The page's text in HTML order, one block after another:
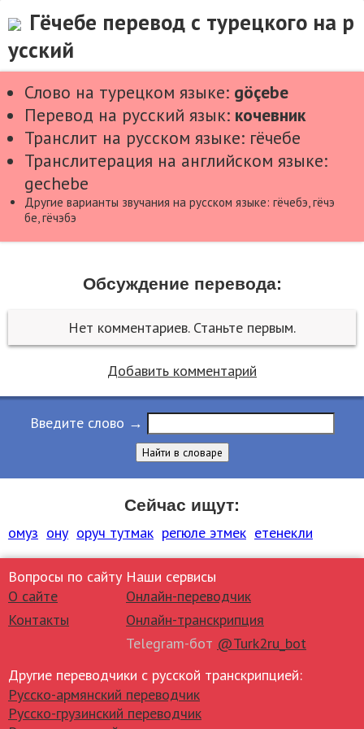
Гёчебе перевод с турецкого на р
усский
Слово на турецком языке: göçebe
Перевод на русский язык: кочевник
Транслит на русском языке: гёчебе
Транслитерация на английском языке:
gechebe
Другие варианты звучания на русском языке: гёчебэ, гёчэ
бе, гёчэбэ
Обсуждение перевода:
Нет комментариев. Станьте первым.
Добавить комментарий
Введите слово →
Найти в словаре
Сейчас ищут:
омуз ону оруч тутмак регюле этмек етенекли
Вопросы по сайту
О сайте
Контакты
Наши сервисы
Онлайн-переводчик
Онлайн-транскрипция
Telegram-бот @Turk2ru_bot
Другие переводчики с русской транскрипцией:
Русско-армянский переводчик
Русско-грузинский переводчик